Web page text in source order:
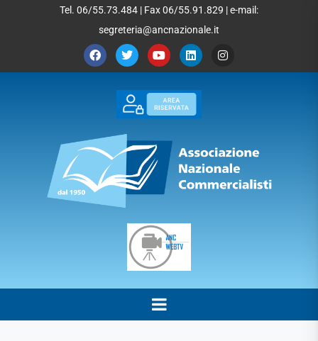
Tel. 06/55.73.484 | Fax 06/55.91.829 | e-mail:
segreteria@ancnazionale.it